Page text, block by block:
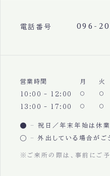
電話番号 096-
営業時間 月 火
10:00 - 12:00
13:00 - 17:00
祝日／年末年始は休業
外出している場合がご
※ご来所の際は、事前にご予